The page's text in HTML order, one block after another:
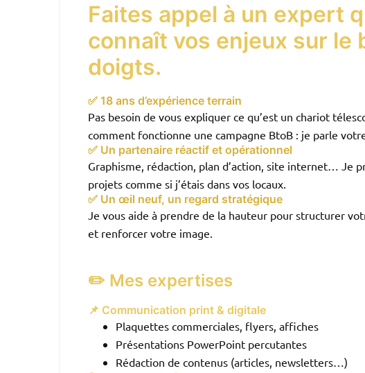
Faites appel à un expert
connaît vos enjeux sur le
doigts.
✅ 18 ans d’expérience terrain
Pas besoin de vous expliquer ce qu’est un chariot
comment fonctionne une campagne BtoB : je parle
✅ Un partenaire réactif et opérationnel
Graphisme, rédaction, plan d’action, site internet… Je
projets comme si j’étais dans vos locaux.
✅ Un œil neuf, un regard stratégique
Je vous aide à prendre de la hauteur pour structurer
et renforcer votre image.
✏️ Mes expertises
📌 Communication print & digitale
Plaquettes commerciales, flyers, affiches
Présentations PowerPoint percutantes
Rédaction de contenus (articles, newsletters…)